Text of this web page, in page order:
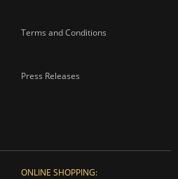
Terms and Conditions
Press Releases
ONLINE SHOPPING: